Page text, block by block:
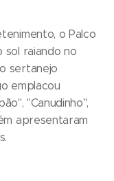
o Palco
sol raiando no
sertanejo
emplacou
"Canudinho",
apresentaram